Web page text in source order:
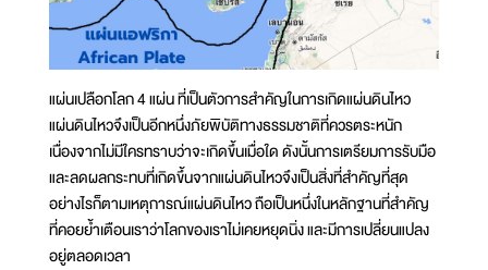
แผ่นเปลือกโลก 4 แผ่น ที่เป็นตัวการสำคัญในการเกิดแผ่นดินไหว
แผ่นดินไหวจึงเป็นอีกหนึ่งภัยพิบัติทางธรรมชาติที่ควรตระหนัก
เนื่องจากไม่มีใครทราบว่าจะเกิดขึ้นเมื่อใด ดังนั้นการเตรียมการรับมือ
และลดผลกระทบที่เกิดขึ้นจากแผ่นดินไหวจึงเป็นสิ่งที่สำคัญที่สุด
อย่างไรก็ตามเหตุการณ์แผ่นดินไหว ถือเป็นหนึ่งในหลักฐานที่สำคัญ
ที่คอยย้ำเตือนเราว่าโลกของเราไม่เคยหยุดนิ่ง และมีการเปลี่ยนแปลง
อยู่ตลอดเวลา